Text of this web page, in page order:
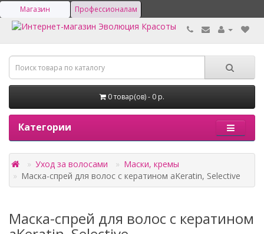
Магазин Профессионалам
0 товар(ов) - 0 р.
Категории
Уход за волосами
Маски, кремы
Маска-спрей для волос с кератином aKeratin, Selective
Маска-спрей для волос с кератином